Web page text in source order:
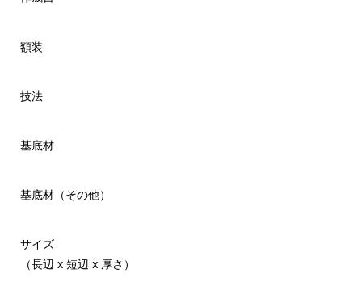
額装
技法
基底材
基底材（その他）
サイズ
（長辺 x 短辺 x 厚さ）